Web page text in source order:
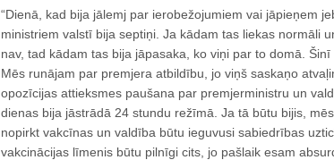
“Dienā, kad bija jālemj par ierobežojumiem vai jāpieņem
ministriem valstī bija septiņi. Ja kādam tas liekas normāli
nav, tad kādam tas bija jāpasaka, ko viņi par to domā.
Mēs runājam par premjera atbildību, jo viņš saskaņo
opozīcijas attieksmes paušana par premjerministru un
dienas bija jāstrādā 24 stundu režīmā. Ja tā būtu bijis,
nopirkt vakcīnas un valdība būtu ieguvusi sabiedrības
vakcinācijas līmenis būtu pilnīgi cits, jo pašlaik esam